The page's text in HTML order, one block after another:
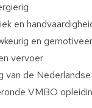
en
en
vervoer
van de
VMBO